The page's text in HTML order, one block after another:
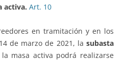
activa. Art. 10
en tramitación y en los
de marzo de 2021, la subasta
masa activa podrá realizarse